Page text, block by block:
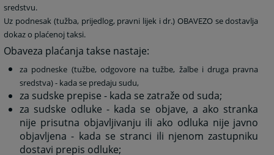
sredstvu.
Uz podnesak (tužba, prijedlog, pravni lijek i dr.) OBAVEZO se dostavlja
dokaz o plaćenoj taksi.
Obaveza plaćanja takse nastaje:
za podneske (tužbe, odgovore na tužbe, žalbe i druga pravna
sredstva) - kada se predaju sudu,
za sudske prepise - kada se zatraže od suda;
za sudske odluke - kada se objave, a ako stranka
nije prisutna objavljivanju ili ako odluka nije javno
objavljena - kada se stranci ili njenom zastupniku
dostavi prepis odluke;